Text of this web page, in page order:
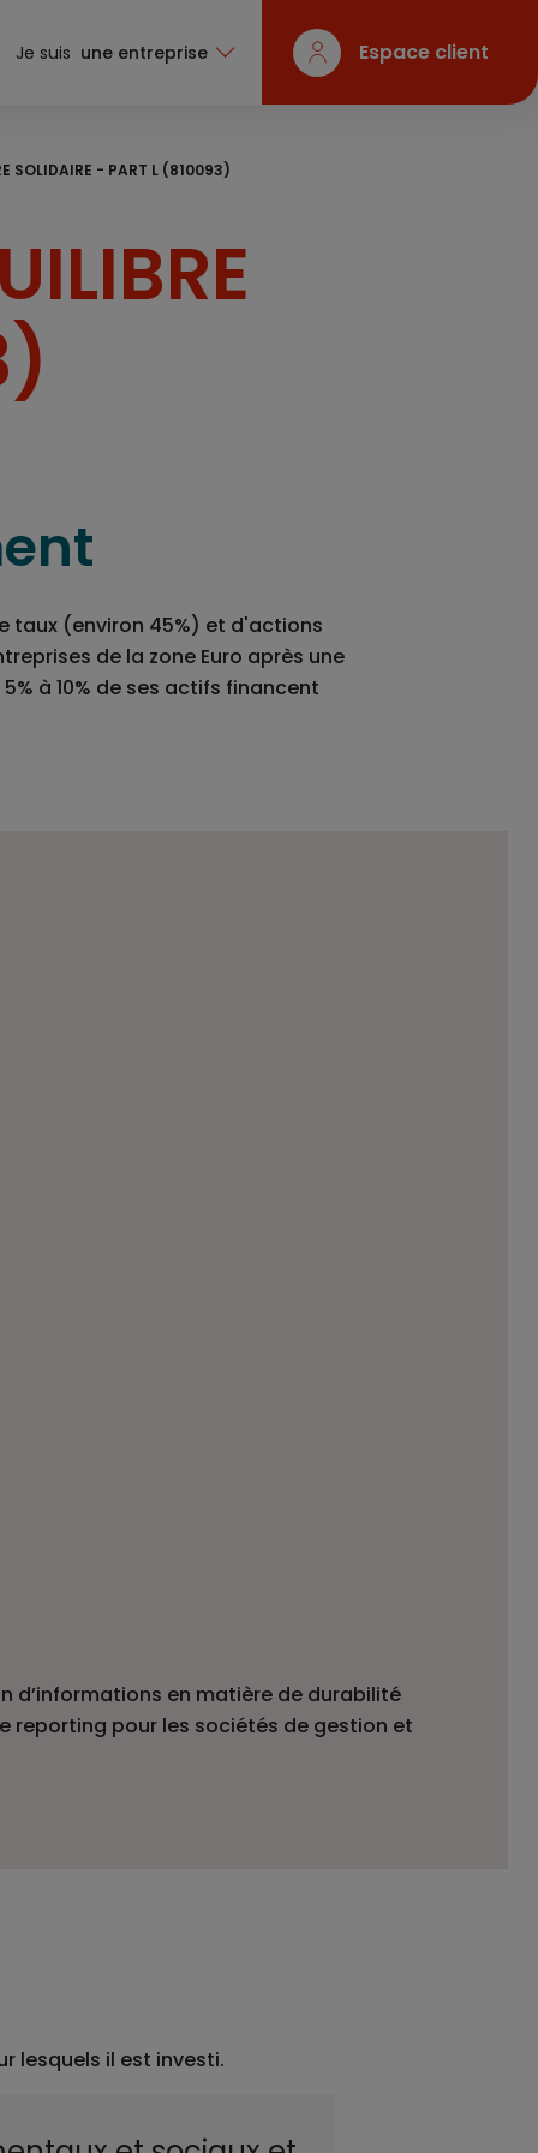
Je suis une entreprise Espace client
SOLIDAIRE - PART L (810093)
taux (environ 45%) et d'actions
de la zone Euro après une
à 10% de ses actifs financent
d’informations en matière de durabilité
reporting pour les sociétés de gestion et
lesquels il est investi.